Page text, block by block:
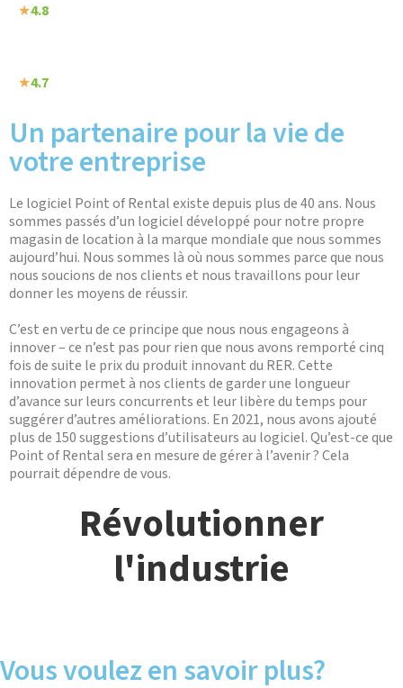
★4.8
★4.7
Un partenaire pour la vie de
votre entreprise
Le logiciel Point of Rental existe depuis plus de 40 ans. Nous
sommes passés d’un logiciel développé pour notre propre
magasin de location à la marque mondiale que nous sommes
aujourd’hui. Nous sommes là où nous sommes parce que nous
nous soucions de nos clients et nous travaillons pour leur
donner les moyens de réussir.
C’est en vertu de ce principe que nous nous engageons à
innover – ce n’est pas pour rien que nous avons remporté cinq
fois de suite le prix du produit innovant du RER. Cette
innovation permet à nos clients de garder une longueur
d’avance sur leurs concurrents et leur libère du temps pour
suggérer d’autres améliorations. En 2021, nous avons ajouté
plus de 150 suggestions d’utilisateurs au logiciel. Qu’est-ce que
Point of Rental sera en mesure de gérer à l’avenir ? Cela
pourrait dépendre de vous.
Révolutionner
l'industrie
Vous voulez en savoir plus?